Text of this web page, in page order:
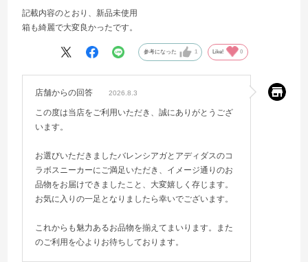
記載内容のとおり、新品未使用
箱も綺麗で大変良かったです。
参考になった 1 Like! 0
店舗からの回答 2026.8.3
この度は当店をご利用いただき、誠にありがとうござ
います。
お選びいただきましたバレンシアガとアディダスのコ
ラボスニーカーにご満足いただき、イメージ通りのお
品物をお届けできましたこと、大変嬉しく存じます。
お気に入りの一足となりましたら幸いでございます。
これからも魅力あるお品物を揃えてまいります。また
のご利用を心よりお待ちしております。